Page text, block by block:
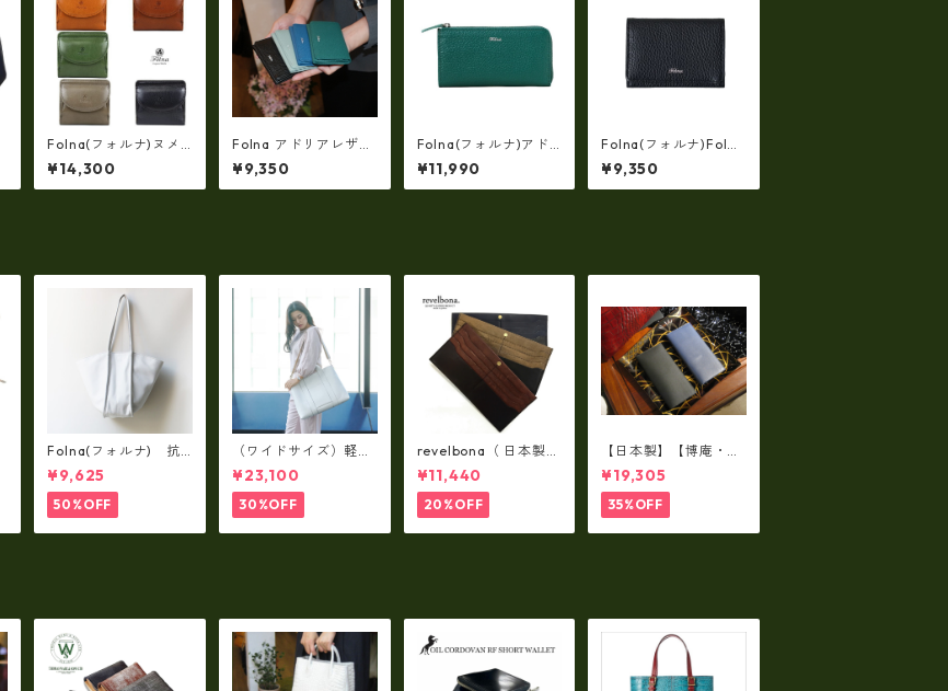
Folna(フォルナ)ヌメ
オイルシュリンク 二つ
折り財布 (日本製） fo
-2993801
¥14,300
Folna アドリアレザー
名刺入れ・カードケー
ス / No.2993909
¥9,350
Folna(フォルナ)アド
リアレザー フラグメン
トケース ・FOLNA fo
-2993910
¥11,990
Folna(フォルナ)Folna
アドリアレザー 名刺入
れ・カードケース FOL
NA fo-2993909
¥9,350
Folna(フォルナ) 抗
菌ソフトスムースレザ
ー トートバッグ / FOL
NA RD fo-083244
¥9,625
50%OFF
（ワイドサイズ）軽
量・牛革製品・2WAY
ヌメ革トートバッグ
（A3サイズ/日本製）
(高収納）ir-02G
¥23,100
30%OFF
revelbona（ 日本製）
国産牛革製・お札入
れ ロングウォレッ
ト rl-001
¥11,440
20%OFF
【日本製】【博庵・HI
ROAN】最高級牛革
（ボーテッド）札入
れ・長財布 ha-2153
5
¥19,305
35%OFF